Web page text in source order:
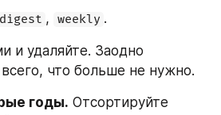
digest , weekly .
и удаляйте. Заодно
что больше не нужно.
годы. Отсортируйте